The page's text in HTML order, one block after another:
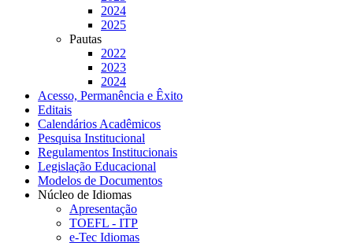
2024
2025
Pautas
2022
2023
2024
Acesso, Permanência e Êxito
Editais
Calendários Acadêmicos
Pesquisa Institucional
Regulamentos Institucionais
Legislação Educacional
Modelos de Documentos
Núcleo de Idiomas
Apresentação
TOEFL - ITP
e-Tec Idiomas